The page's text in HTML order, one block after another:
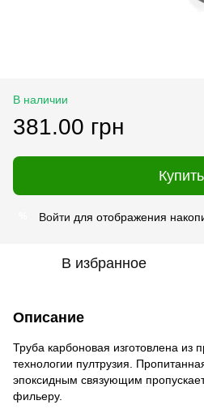
В наличии
381.00 грн
Купить
Войти для отображения
В избранное
Описание
Труба карбоновая изготовлена из
технологии пултрузия.
эпоксидным связующим
фильеру.